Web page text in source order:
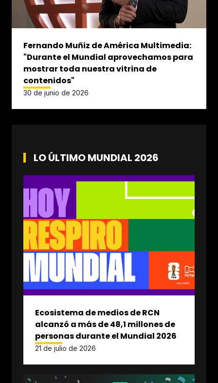
Fernando Muñiz de América Multimedia:
"Durante el Mundial aprovechamos para
mostrar toda nuestra vitrina de
contenidos"
30 de junio de 2026
LO ÚLTIMO MUNDIAL 2026
Ecosistema de medios de RCN
alcanzó a más de 48,1 millones de
personas durante el Mundial 2026
21 de julio de 2026